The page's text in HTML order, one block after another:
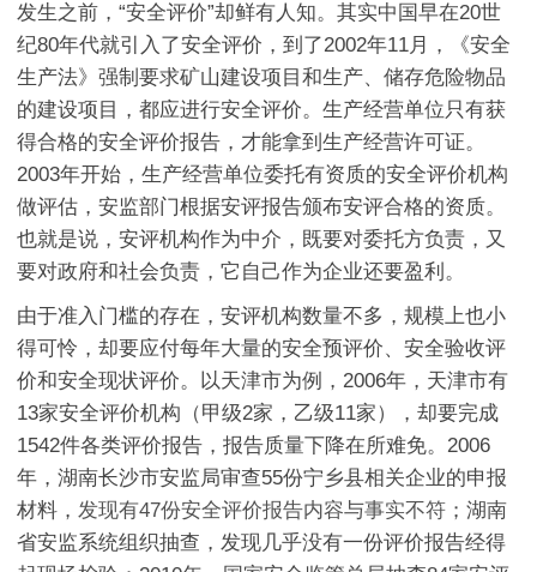
发生之前，“安全评价”却鲜有人知。其实中国早在20世
纪80年代就引入了安全评价，到了2002年11月，《安全
生产法》强制要求矿山建设项目和生产、储存危险物品
的建设项目，都应进行安全评价。生产经营单位只有获
得合格的安全评价报告，才能拿到生产经营许可证。
2003年开始，生产经营单位委托有资质的安全评价机构
做评估，安监部门根据安评报告颁布安评合格的资质。
也就是说，安评机构作为中介，既要对委托方负责，又
要对政府和社会负责，它自己作为企业还要盈利。
由于准入门槛的存在，安评机构数量不多，规模上也小
得可怜，却要应付每年大量的安全预评价、安全验收评
价和安全现状评价。以天津市为例，2006年，天津市有
13家安全评价机构（甲级2家，乙级11家），却要完成
1542件各类评价报告，报告质量下降在所难免。2006
年，湖南长沙市安监局审查55份宁乡县相关企业的申报
材料，发现有47份安全评价报告内容与事实不符 ；湖南
省安监系统组织抽查，发现几乎没有一份评价报告经得